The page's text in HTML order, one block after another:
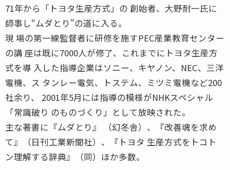
71年から「トヨタ生産方式」の 創始者、大野耐一氏に
師事し“ムダとり”の道に入る。
現 場の第一線監督者に研修を施すPEC産業教育センター
の講 座は既に7000人が修了、これまでにトヨタ生産方
式を導 入した指導企業はソニー、キヤノン、NEC、三洋
電機、ス タンレー電気、トステム、ミツミ電機など200
社余り、 2001年5月には指導の模様がNHKスペシャル
「常識破り のものづくり」として放映された。
主な著書に『ムダとり』 （幻冬舎）、『改善魂を求め
て』（日刊工業新聞社）、『トヨタ 生産方式をトコト
ン理解する辞典』（同）ほか多数。